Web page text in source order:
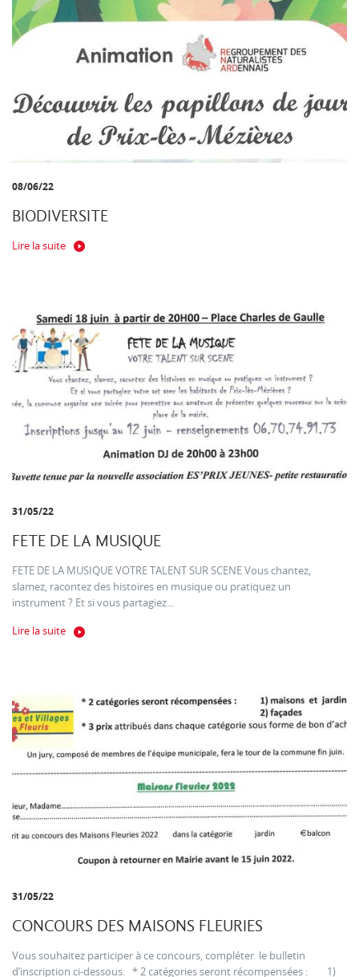
08/06/22
BIODIVERSITE
Lire la suite
31/05/22
FETE DE LA MUSIQUE
FETE DE LA MUSIQUE VOTRE TALENT SUR SCENE Vous chantez,
slamez, racontez des histoires en musique ou pratiquez un
instrument ? Et si vous partagiez...
Lire la suite
31/05/22
CONCOURS DES MAISONS FLEURIES
Vous souhaitez participer à ce concours, compléter le bulletin
d’inscription ci-dessous. * 2 catégories seront récompensées : 1)